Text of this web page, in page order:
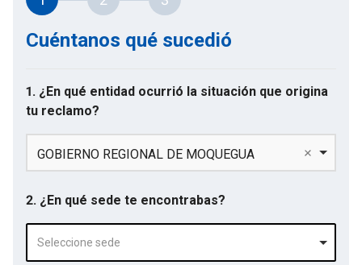
Cuéntanos qué sucedió
1. ¿En qué entidad ocurrió la situación que origina
tu reclamo?
GOBIERNO REGIONAL DE MOQUEGUA
2. ¿En qué sede te encontrabas?
Seleccione sede